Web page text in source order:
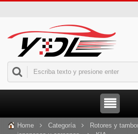
Home Categoría
Rotores y